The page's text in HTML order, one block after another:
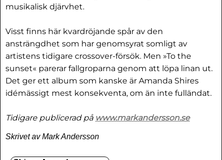
musikalisk djärvhet.
Visst finns här kvardröjande spår av den
ansträngdhet som har genomsyrat somligt av
artistens tidigare crossover-försök. Men »To the
sunset« parerar fallgroparna genom att löpa linan ut.
Det ger ett album som kanske är Amanda Shires
idémässigt mest konsekventa, om än inte fulländat.
Tidigare publicerad på www.markandersson.se
Skrivet av Mark Andersson